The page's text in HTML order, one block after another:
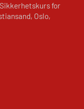
for
Oslo,